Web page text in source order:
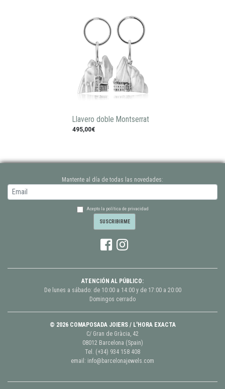
Llavero doble Montserrat
495,00€
Mantente al día de todas las novedades:
Acepto la política de privacidad
ATENCIÓN AL PÚBLICO:
De lunes a sábado: de 10:00 a 14:00 y de 17:00 a 20:00
Domingos cerrado
© 2026 COMAPOSADA JOIERS / L'HORA EXACTA
C/ Gran de Gràcia, 42
08012 Barcelona (Spain)
Tel. (+34) 934 158 408
email: info@barcelonajewels.com